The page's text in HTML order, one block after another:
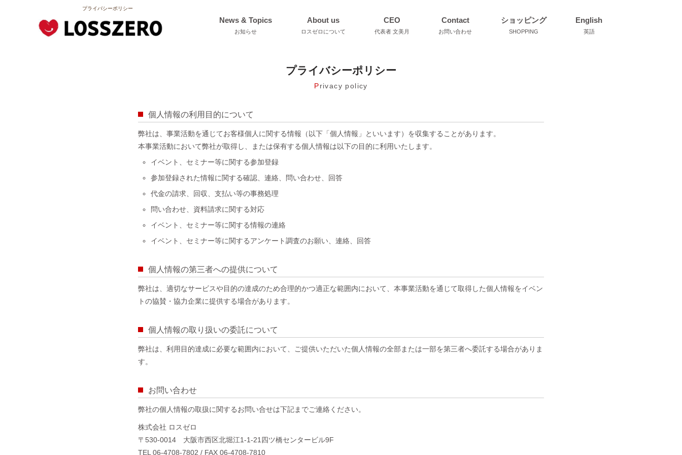
プライバシーポリシー
News & Topics
お知らせ
About us
ロスゼロについて
CEO
代表者 文美月
Contact
お問い合わせ
ショッピング
SHOPPING
English
英語
プライバシーポリシー
Privacy policy
個人情報の利用目的について
弊社は、事業活動を通じてお客様個人に関する情報（以下「個人情報」といいます）を収集することがあります。
本事業活動において弊社が取得し、または保有する個人情報は以下の目的に利用いたします。
イベント、セミナー等に関する参加登録
参加登録された情報に関する確認、連絡、問い合わせ、回答
代金の請求、回収、支払い等の事務処理
問い合わせ、資料請求に関する対応
イベント、セミナー等に関する情報の連絡
イベント、セミナー等に関するアンケート調査のお願い、連絡、回答
個人情報の第三者への提供について
弊社は、適切なサービスや目的の達成のため合理的かつ適正な範囲内において、本事業活動を通じて取得した個人情報をイベン
トの協賛・協力企業に提供する場合があります。
個人情報の取り扱いの委託について
弊社は、利用目的達成に必要な範囲内において、ご提供いただいた個人情報の全部または一部を第三者へ委託する場合がありま
す。
お問い合わせ
弊社の個人情報の取扱に関するお問い合せは下記までご連絡ください。
株式会社 ロスゼロ
〒530-0014 大阪市西区北堀江1-1-21四ツ橋センタービル9F
TEL 06-4708-7802 / FAX 06-4708-7810